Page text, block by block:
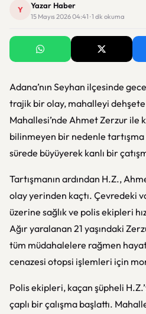
Y Yazar Haber
15 Mayıs 2026 04:41 · 1 dk okuma
Adana’nın Seyhan ilçesinde
trajik bir olay, mahalleyi
Mahallesi’nde Ahmet Zerzur ile
bilinmeyen bir nedenle tartışma
sürede büyüyerek kanlı bir
Tartışmanın ardından H.Z.,
olay yerinden kaçtı. Çevredeki
üzerine sağlık ve polis ekipleri
Ağır yaralanan 21 yaşındaki
tüm müdahalelere rağmen
cenazesi otopsi işlemleri için
Polis ekipleri, kaçan şüpheli
çaplı bir çalışma başlattı.